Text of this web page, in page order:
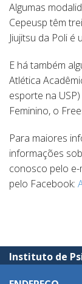
Algumas
Cepeusp têm
Jiujitsu da Poli é
E há também
Atlética
esporte na
Feminino, o
Para maiores
informações
conosco pelo e-
pelo Facebook:
Instituto de